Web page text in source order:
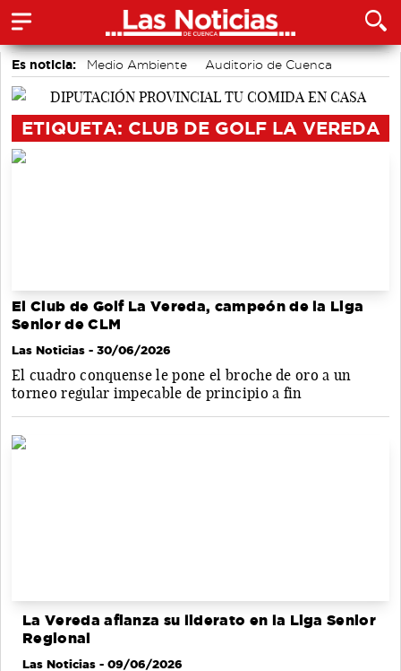
Es noticia: Medio Ambiente
Auditorio de Cuenca
accidentes laborales
ETIQUETA: CLUB DE GOLF LA VEREDA
El Club de Golf La Vereda, campeón de la Liga
Senior de CLM
Las Noticias - 30/06/2026
El cuadro conquense le pone el broche de oro a un
torneo regular impecable de principio a fin
La Vereda afianza su liderato en la Liga Senior
Regional
Las Noticias - 09/06/2026